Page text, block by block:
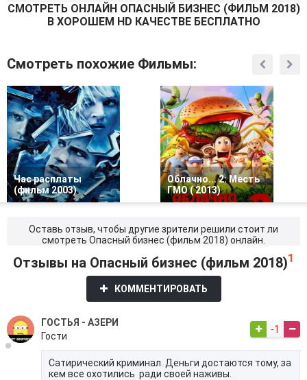
Незнакомые парни оказались местными бандитами и
наркобарона. Гарольду угрожают неминуемой смертью,
сумму, которую задолжал наркоторговцам его начальник.
На помощь попавшему в опасную, безвыходную
ситуацию американцу направляется профессиональный
спецагент, имеющий большой опыт работы в сложных
условиях. @Filmix.fan
СМОТРEТЬ ОНЛАЙН ОПАСНЫЙ БИЗНЕС (ФИЛЬМ 2018)
В ХОРОШЕМ HD КАЧЕСТВЕ БЕСПЛАТНО
Смотреть похожие Фильмы:
Час расплаты
(фильм 2003)
Облачно... 2: Месть
ГМО ( 2013)
Оставь отзыв, чтобы другие зрители решили стоит ли
смотреть Опасный бизнес (фильм 2018) онлайн.
Отзывы на Опасный бизнес (фильм 2018)1
КОММЕНТИРОВАТЬ
ГОСТЬЯ - АЗЕРИ
Гости
-1
Сатирический криминал. Деньги достаются тому, за
кем все охотились ради своей наживы.